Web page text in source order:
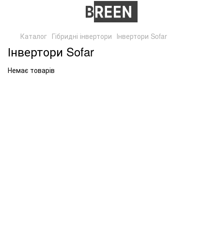
Каталог Гібридні інвертори Інвертори Sofar
Інвертори Sofar
Немає товарів